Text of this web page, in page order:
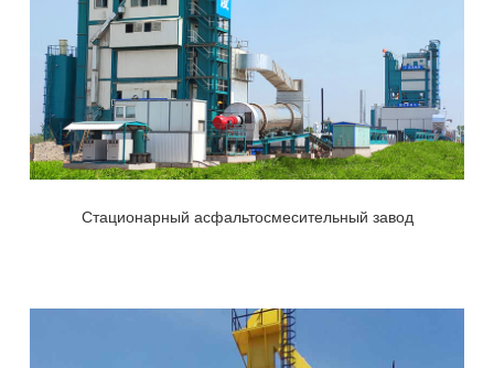
Стационарный асфальтосмесительный завод